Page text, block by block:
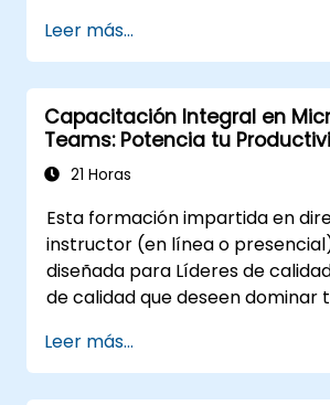
Leer más...
Capacitación Integral en
Teams: Potencia tu
21 Horas
Esta formación impartida en
instructor (en línea o
diseñada para Líderes de
de calidad que deseen dominar
Microsoft Teams para mejorar la
colaboración y la productividad
Leer más...